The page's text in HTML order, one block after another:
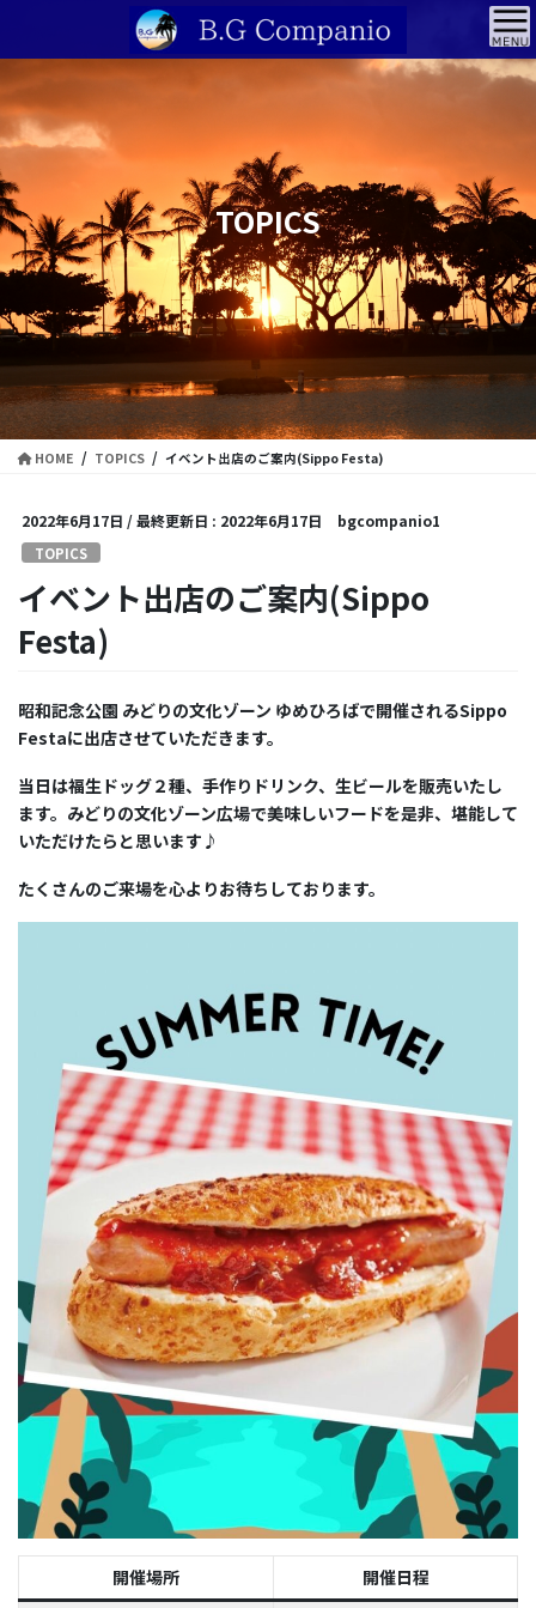
テ
ン
ツ
に
動
ゲ
ー
シ
ョ
に
移
動
TOPICS
HOME TOPICS イベント出店のご案内(Sippo Festa)
2022年6月17日 / 最終更新日 : 2022年6月17日 bgcompanio1
TOPICS
イベント出店のご案内(Sippo
Festa)
昭和記念公園 みどりの文化ゾーン ゆめひろばで開催されるSippo
Festaに出店させていただきます。
当日は福生ドッグ２種、手作りドリンク、生ビールを販売いたし
ます。みどりの文化ゾーン広場で美味しいフードを是非、堪能して
いただけたらと思います♪
たくさんのご来場を心よりお待ちしております。
開催場所
開催日程